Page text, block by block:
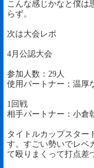
こんな感じかなと僕は
らず。
次は大会レポ
4月公認大会
参加人数：29人
使用パートナー：温厚
1回戦
相手パートナー：小倉
タイトルカップスター
す。すごい勢いでレベ
て殴りまくって打点差